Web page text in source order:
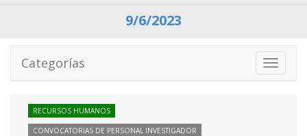
9/6/2023
Toggle
Categorías
RECURSOS HUMANOS
CONVOCATORIAS DE PERSONAL INVESTIGADOR